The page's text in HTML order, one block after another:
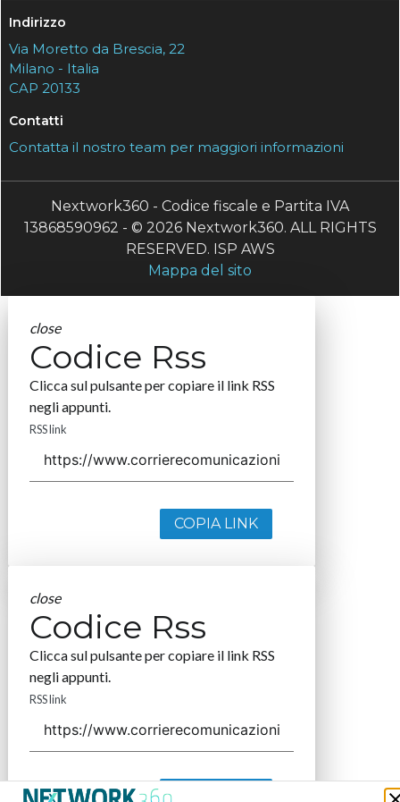
Indirizzo
Via Moretto da Brescia, 22
Milano - Italia
CAP 20133
Contatti
Contatta il nostro team per maggiori informazioni
Nextwork360 - Codice fiscale e Partita IVA
13868590962 - © 2026 Nextwork360. ALL RIGHTS
RESERVED. ISP AWS
Mappa del sito
close
Codice Rss
Clicca sul pulsante per copiare il link RSS
negli appunti.
RSS link
COPIA LINK
close
Codice Rss
Clicca sul pulsante per copiare il link RSS
negli appunti.
RSS link